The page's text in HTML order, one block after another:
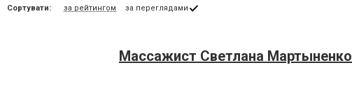
Сортувати: за рейтингом за переглядами
Массажист Светлана Мартыненко